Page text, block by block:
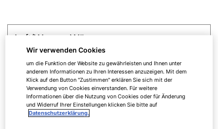
Luft/Wasser-Wärmepumpe
Die Luft/Wasser-Wärmepumpe entzieht der Luft
Wärmeenergie und nutzt diese für Heizung und
Warmwasser. Ein Ventilator saugt die Luft an und
Wir verwenden Cookies
um die Funktion der Website zu gewährleisten und Ihnen unter
anderem Informationen zu Ihren Interessen anzuzeigen. Mit dem
Klick auf den Button "Zustimmen" erklären Sie sich mit der
Verwendung von Cookies einverstanden. Für weitere
Informationen über die Nutzung von Cookies oder für Änderung
und Widerruf Ihrer Einstellungen klicken Sie bitte auf
Datenschutzerklärung.